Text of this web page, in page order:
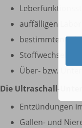
auffälligen
bestimmten
Über- bzw.
Die Ultraschall-
Entzündungen
Gallen- und